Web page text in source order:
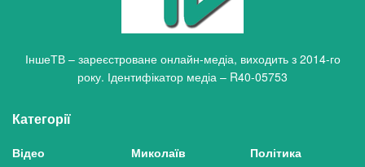
ІншеТВ – зареєстроване онлайн-медіа, виходить з 2014-го
року. Ідентифікатор медіа – R40-05753
Категорії
Відео
Миколаїв
Політика